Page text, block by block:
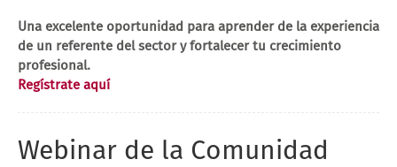
Una excelente oportunidad para aprender de la experiencia
de un referente del sector y fortalecer tu crecimiento
profesional.
Regístrate aquí
Webinar de la Comunidad